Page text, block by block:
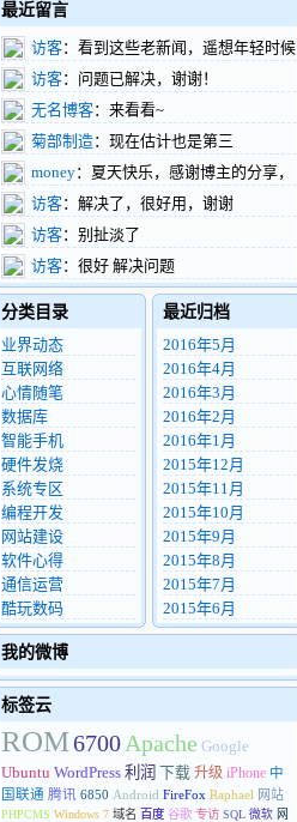
最近留言
访客：看到这些老新闻，遥想年轻时候
的我，整天扑在富士康车间做验证，真有活
力啊
访客：问题已解决，谢谢！
无名博客：来看看~
菊部制造：现在估计也是第三
money：夏天快乐，感谢博主的分享，
支持了。
访客：解决了，很好用，谢谢
访客：别扯淡了
访客：很好 解决问题
分类目录
业界动态
互联网络
心情随笔
数据库
智能手机
硬件发烧
系统专区
编程开发
网站建设
软件心得
通信运营
酷玩数码
最近归档
2016年5月
2016年4月
2016年3月
2016年2月
2016年1月
2015年12月
2015年11月
2015年10月
2015年9月
2015年8月
2015年7月
2015年6月
我的微博
标签云
ROM6700 Apache Google
Ubuntu WordPress 利润 下载 升级 iPhone 中
国联通 腾讯 6850 Android FireFox Raphael 网站
PHPCMS Windows 7 域名 百度 谷歌 专访 SQL 微软 网